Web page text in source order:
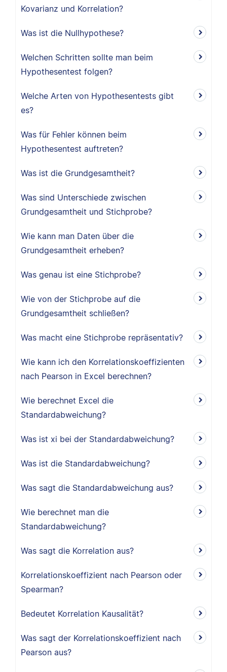
Kovarianz und Korrelation?
Was ist die Nullhypothese?
Welchen Schritten sollte man beim
Hypothesentest folgen?
Welche Arten von Hypothesentests gibt
es?
Was für Fehler können beim
Hypothesentest auftreten?
Was ist die Grundgesamtheit?
Was sind Unterschiede zwischen
Grundgesamtheit und Stichprobe?
Wie kann man Daten über die
Grundgesamtheit erheben?
Was genau ist eine Stichprobe?
Wie von der Stichprobe auf die
Grundgesamtheit schließen?
Was macht eine Stichprobe repräsentativ?
Wie kann ich den Korrelationskoeffizienten
nach Pearson in Excel berechnen?
Wie berechnet Excel die
Standardabweichung?
Was ist xi bei der Standardabweichung?
Was ist die Standardabweichung?
Was sagt die Standardabweichung aus?
Wie berechnet man die
Standardabweichung?
Was sagt die Korrelation aus?
Korrelationskoeffizient nach Pearson oder
Spearman?
Bedeutet Korrelation Kausalität?
Was sagt der Korrelationskoeffizient nach
Pearson aus?